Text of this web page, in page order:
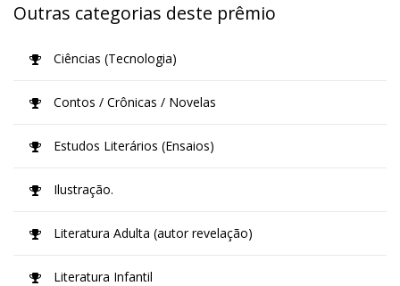
Outras categorias deste prêmio
Ciências (Tecnologia)
Contos / Crônicas / Novelas
Estudos Literários (Ensaios)
Ilustração.
Literatura Adulta (autor revelação)
Literatura Infantil